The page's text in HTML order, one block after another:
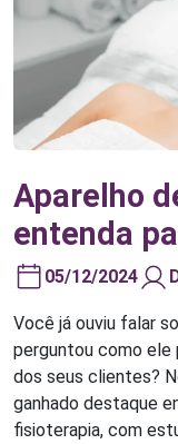
Aparelho
entenda
05/12/2024
Você já ouviu falar
perguntou como ele
dos seus clientes?
ganhado destaque
fisioterapia, com